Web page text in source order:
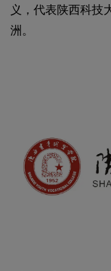
义，代表陕西科技
洲。